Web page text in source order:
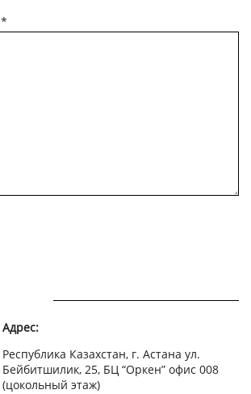
*
Адрес:
Республика Казахстан, г. Астана ул.
Бейбитшилик, 25, БЦ “Оркен” офис 008
(цокольный этаж)